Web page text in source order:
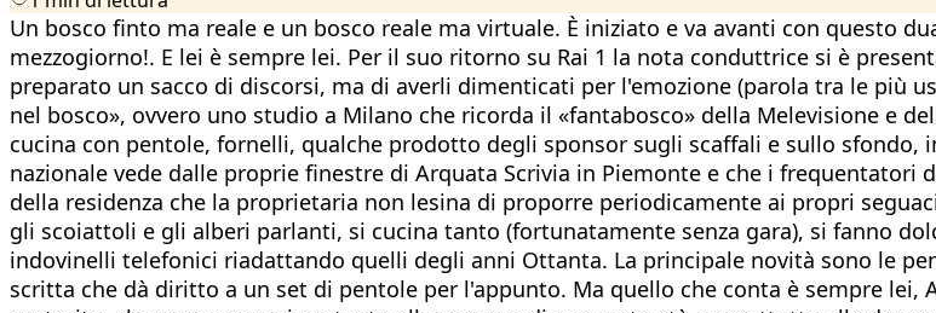
Un bosco finto ma reale e un bosco reale ma virtuale. È iniziato e va avanti con questo
mezzogiorno!. E lei è sempre lei. Per il suo ritorno su Rai 1 la nota conduttrice si è
preparato un sacco di discorsi, ma di averli dimenticati per l'emozione (parola tra le più
nel bosco», ovvero uno studio a Milano che ricorda il «fantabosco» della Melevisione e
cucina con pentole, fornelli, qualche prodotto degli sponsor sugli scaffali e sullo sfondo,
nazionale vede dalle proprie finestre di Arquata Scrivia in Piemonte e che i
della residenza che la proprietaria non lesina di proporre periodicamente ai propri
gli scoiattoli e gli alberi parlanti, si cucina tanto (fortunatamente senza gara), si fanno
indovinelli telefonici riadattando quelli degli anni Ottanta. La principale novità sono le
scritta che dà diritto a un set di pentole per l'appunto. Ma quello che conta è sempre